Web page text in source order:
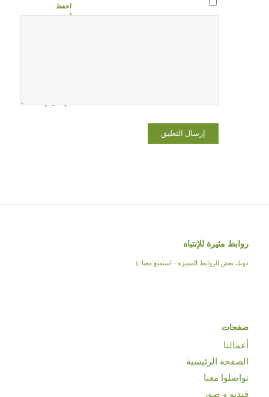
احفظ
اسمي،
روابط مثيرة للإنتباه
دونك بعض الروابط المميزة - استمتع معنا :)
صفحات
أعمالنا
الصفحة الرئيسية
تواصلوا معنا
فيديو و صور